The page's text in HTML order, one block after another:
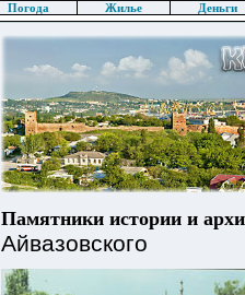
Погода Жилье
Деньги
Памятники истории и
Айвазовского